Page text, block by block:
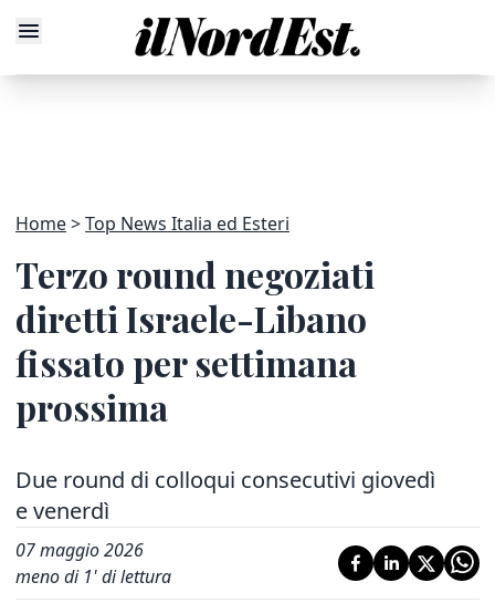
Home Top News Italia ed Esteri
Terzo round negoziati
diretti Israele-Libano
fissato per settimana
prossima
Due round di colloqui consecutivi giovedì
e venerdì
07 maggio 2026
meno di 1' di lettura